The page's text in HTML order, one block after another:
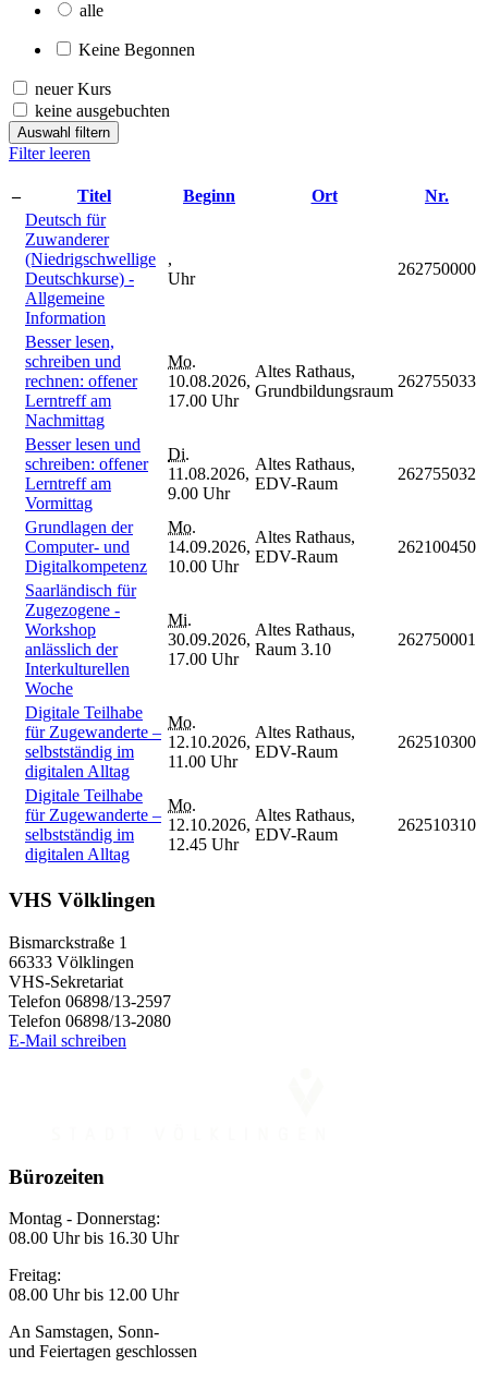
alle
Keine Begonnen
neuer Kurs
keine ausgebuchten
Auswahl filtern
Filter leeren
– Titel Beginn Ort
Nr.
Deutsch für
Zuwanderer
(Niedrigschwellige
Deutschkurse) -
Allgemeine
Information
,
Uhr
262750000
Besser lesen,
schreiben und
rechnen: offener
Lerntreff am
Nachmittag
Mo.
10.08.2026,
17.00 Uhr
Altes Rathaus,
Grundbildungsraum
262755033
Besser lesen und
schreiben: offener
Lerntreff am
Vormittag
Di.
11.08.2026,
9.00 Uhr
Altes Rathaus,
EDV-Raum
262755032
Grundlagen der
Computer- und
Digitalkompetenz
Mo.
14.09.2026,
10.00 Uhr
Altes Rathaus,
EDV-Raum
262100450
Saarländisch für
Zugezogene -
Workshop
anlässlich der
Interkulturellen
Woche
Mi.
30.09.2026,
17.00 Uhr
Altes Rathaus,
Raum 3.10
262750001
Digitale Teilhabe
für Zugewanderte –
selbstständig im
digitalen Alltag
Mo.
12.10.2026,
11.00 Uhr
Altes Rathaus,
EDV-Raum
262510300
Digitale Teilhabe
für Zugewanderte –
selbstständig im
digitalen Alltag
Mo.
12.10.2026,
12.45 Uhr
Altes Rathaus,
EDV-Raum
262510310
VHS Völklingen
Bismarckstraße 1
66333 Völklingen
VHS-Sekretariat
Telefon 06898/13-2597
Telefon 06898/13-2080
E-Mail schreiben
Bürozeiten
Montag - Donnerstag:
08.00 Uhr bis 16.30 Uhr
Freitag:
08.00 Uhr bis 12.00 Uhr
An Samstagen, Sonn-
und Feiertagen geschlossen